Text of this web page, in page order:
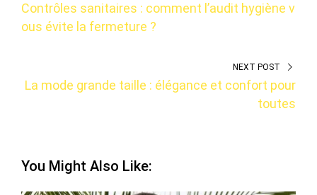
Contrôles sanitaires : comment l’audit hygiène v
ous évite la fermeture ?
NEXT POST
La mode grande taille : élégance et confort pour
toutes
You Might Also Like: